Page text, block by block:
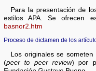
Para la presentación de
estilos APA. Se ofrecen
basnor2.htm
Proceso de dictamen de los
Los originales se
(peer to peer review) por